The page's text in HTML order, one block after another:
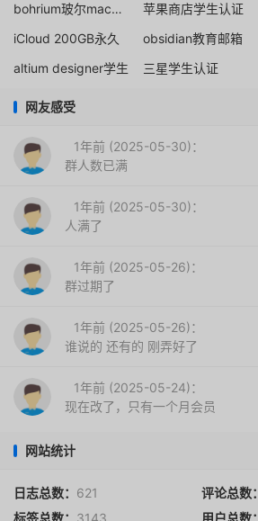
bohrium玻尔macOS客户端免费下载
苹果商店学生认证
iCloud 200GB永久
obsidian教育邮箱
altium designer学生
三星学生认证
网友感受
1年前 (2025-05-30)：
群人数已满
1年前 (2025-05-30)：
人满了
1年前 (2025-05-26)：
群过期了
1年前 (2025-05-26)：
谁说的 还有的 刚弄好了
1年前 (2025-05-24)：
现在改了，只有一个月会员
网站统计
日志总数： 621 评论总数：
标签总数： 3143 用户总数：